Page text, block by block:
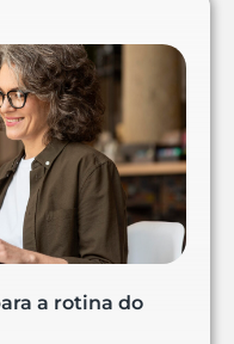
a rotina do